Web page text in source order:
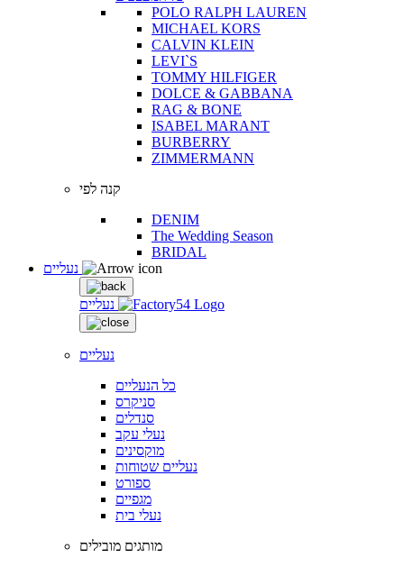
POLO RALPH LAUREN
MICHAEL KORS
CALVIN KLEIN
LEVI`S
TOMMY HILFIGER
DOLCE & GABBANA
RAG & BONE
ISABEL MARANT
BURBERRY
ZIMMERMANN
קנה לפי
DENIM
The Wedding Season
BRIDAL
נעליים
נעליים
כל הנעליים
סניקרס
סנדלים
נעלי עקב
מוקסינים
נעליים שטוחות
ספורט
מגפיים
נעלי בית
מותגים מובילים